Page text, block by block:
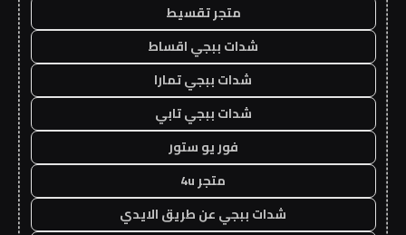
متجر تقسيط
شدات ببجي اقساط
شدات ببجي تمارا
شدات ببجي تابي
فور يو ستور
متجر 4u
شدات ببجي عن طريق الايدي